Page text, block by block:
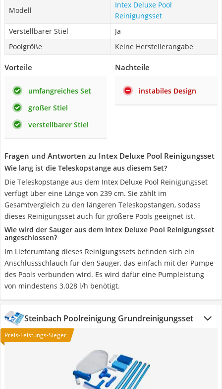
Modell
Intex Deluxe Pool
Reinigungsset
Verstellbarer Stiel
Ja
Poolgröße
Keine Herstellerangabe
Vorteile
umfangreiches Set
großer Stiel
verstellbarer Stiel
Nachteile
instabiles Design
Fragen und Antworten zu Intex Deluxe Pool Reinigungsset
Wie lang ist die Teleskopstange aus diesem Set?
Die Teleskopstange aus dem Intex Deluxe Pool Reinigungsset
verfügt über eine Länge von 239 cm. Sie zählt im
Gesamtvergleich zu den längeren Teleskopstangen, sodass
dieses Reinigungsset auch für größere Pools geeignet ist.
Wie wird der Sauger aus dem Intex Deluxe Pool Reinigungsset
angeschlossen?
Im Lieferumfang dieses Reinigungssets befinden sich ein
Anschlussschlauch für den Sauger, das einfach mit der Pumpe
des Pools verbunden wird. Es wird dafür eine Pumpleistung
von mindestens 3.028 l/h benötigt.
Steinbach Poolreinigung Grundreinigungsset
Preis-Leistungs-Sieger